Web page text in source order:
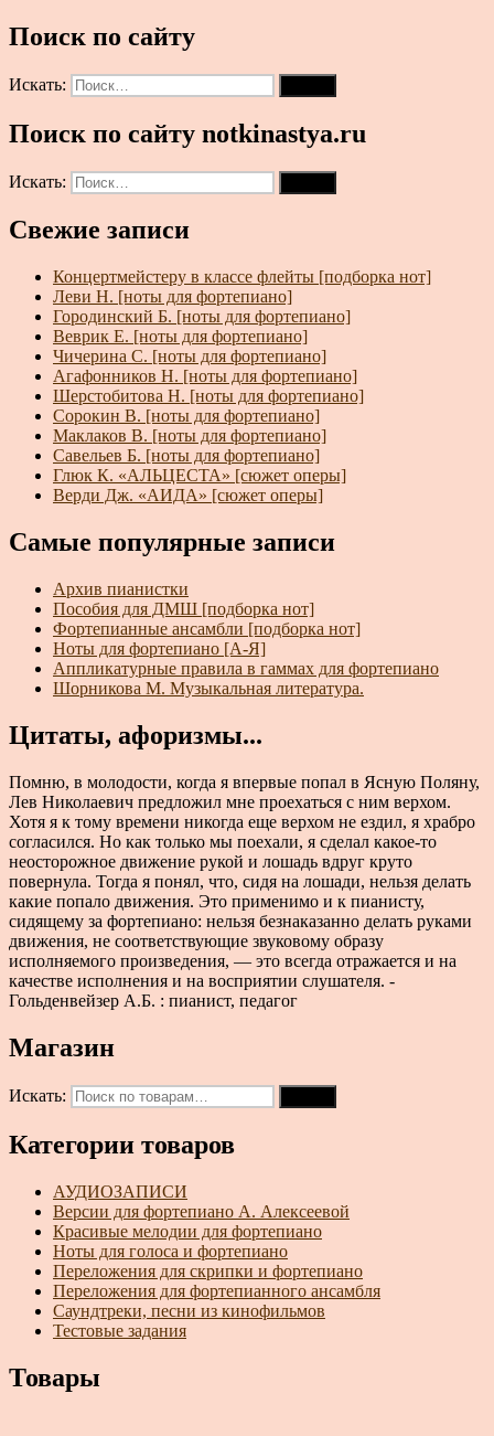
Поиск по сайту
Искать:
Поиск по сайту notkinastya.ru
Искать:
Свежие записи
Концертмейстеру в классе флейты [подборка нот]
Леви Н. [ноты для фортепиано]
Городинский Б. [ноты для фортепиано]
Веврик Е. [ноты для фортепиано]
Чичерина С. [ноты для фортепиано]
Агафонников Н. [ноты для фортепиано]
Шерстобитова Н. [ноты для фортепиано]
Сорокин В. [ноты для фортепиано]
Маклаков В. [ноты для фортепиано]
Савельев Б. [ноты для фортепиано]
Глюк К. «АЛЬЦЕСТА» [сюжет оперы]
Верди Дж. «АИДА» [сюжет оперы]
Самые популярные записи
Архив пианистки
Пособия для ДМШ [подборка нот]
Фортепианные ансамбли [подборка нот]
Ноты для фортепиано [А-Я]
Аппликатурные правила в гаммах для фортепиано
Шорникова М. Музыкальная литература.
Цитаты, афоризмы...
Помню, в молодости, когда я впервые попал в Ясную Поляну,
Лев Николаевич предложил мне проехаться с ним верхом.
Хотя я к тому времени никогда еще верхом не ездил, я храбро
согласился. Но как только мы поехали, я сделал какое-то
неосторожное движение рукой и лошадь вдруг круто
повернула. Тогда я понял, что, сидя на лошади, нельзя делать
какие попало движения. Это применимо и к пианисту,
сидящему за фортепиано: нельзя безнаказанно делать руками
движения, не соответствующие звуковому образу
исполняемого произведения, — это всегда отражается и на
качестве исполнения и на восприятии слушателя. -
Гольденвейзер А.Б. : пианист, педагог
Магазин
Искать:
Категории товаров
АУДИОЗАПИСИ
Версии для фортепиано А. Алексеевой
Красивые мелодии для фортепиано
Ноты для голоса и фортепиано
Переложения для скрипки и фортепиано
Переложения для фортепианного ансамбля
Саундтреки, песни из кинофильмов
Тестовые задания
Товары